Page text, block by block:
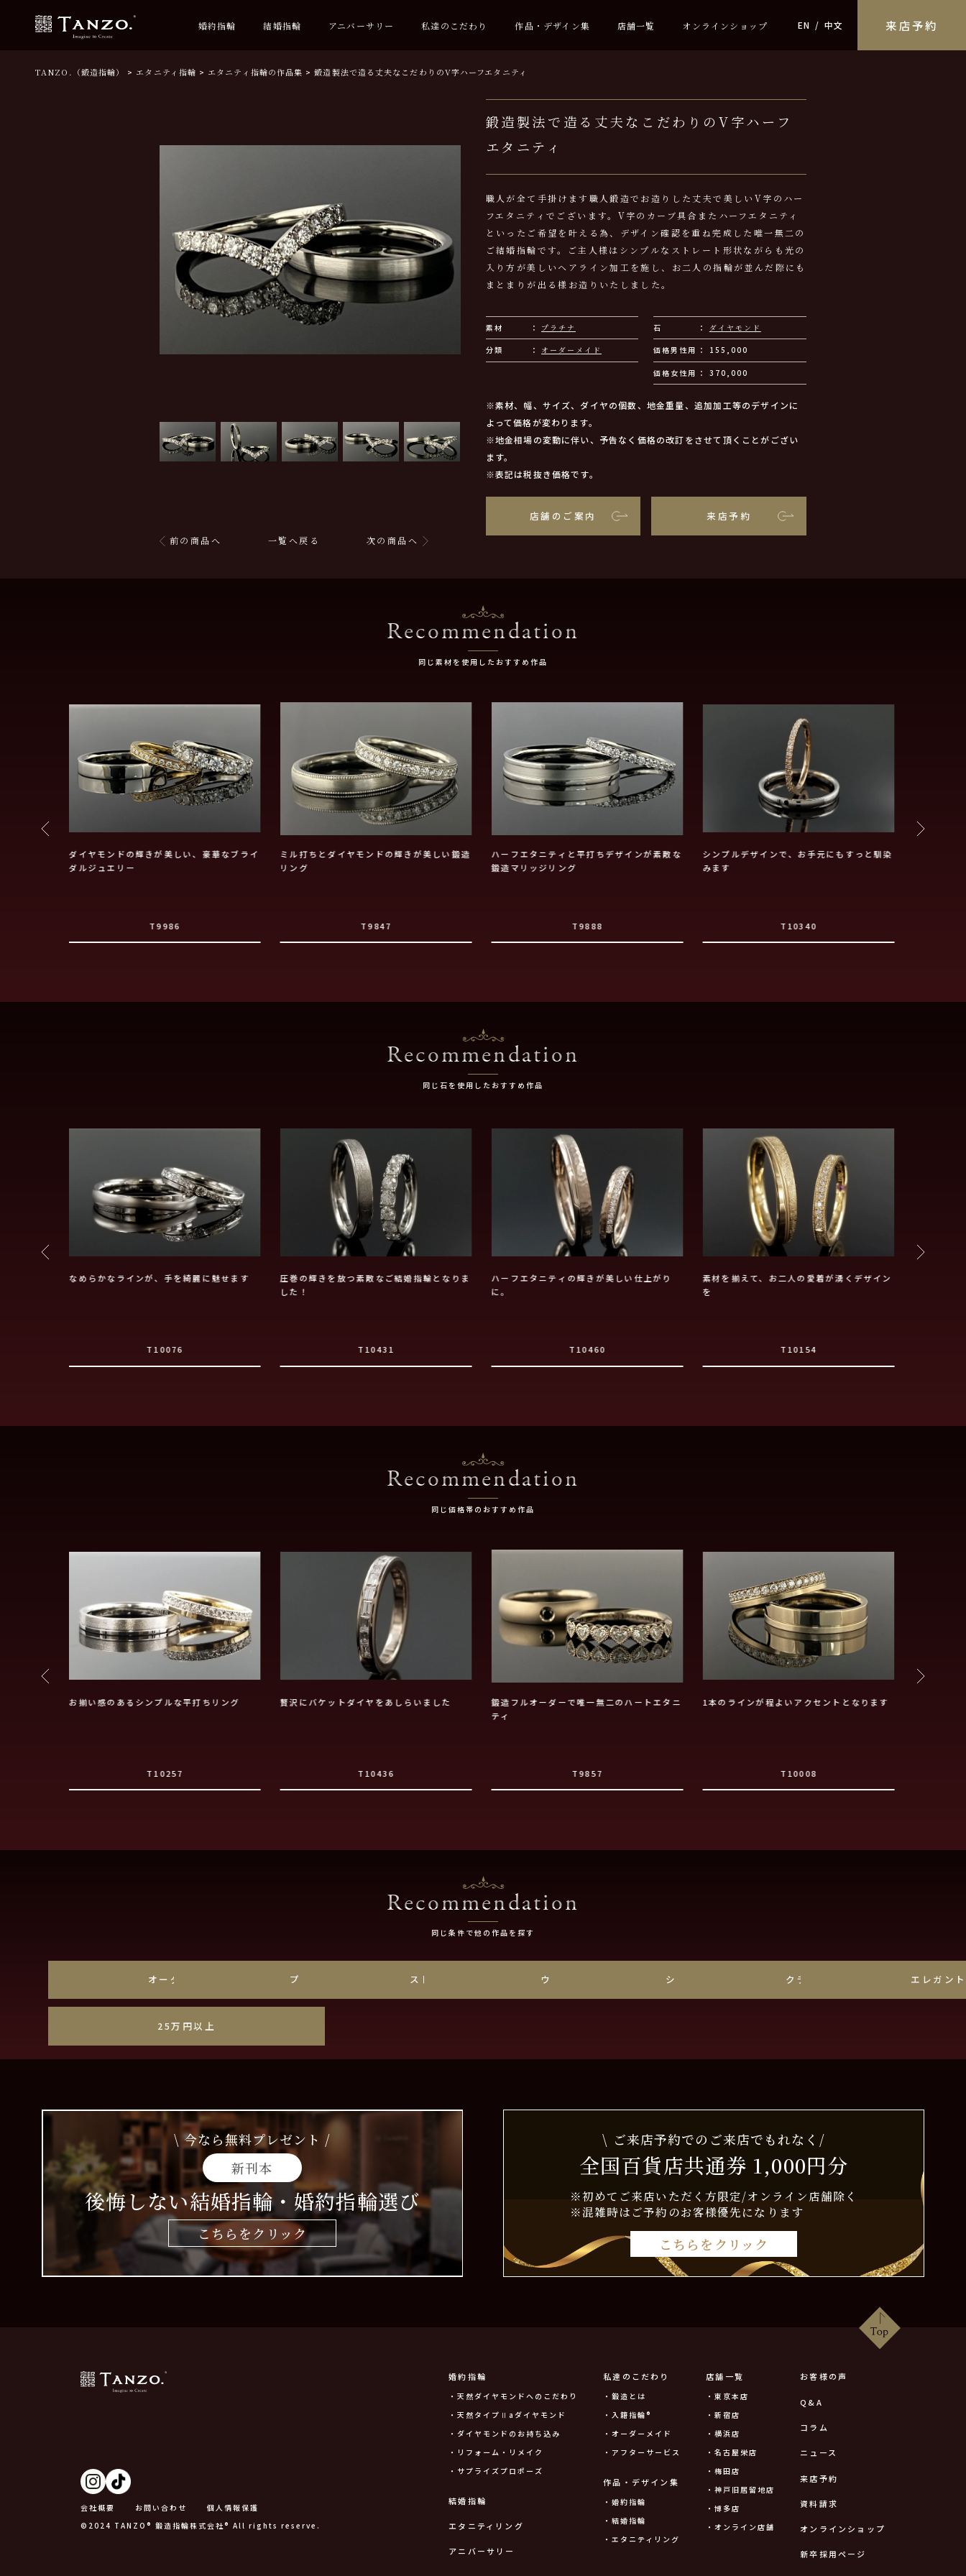
来店予約
婚約指輪 結婚指輪 アニバーサリー 私達のこだわり 作品・デザイン集 店舗一覧 オンラインショップ EN 中文
TANZO.（鍛造指輪） エタニティ指輪 エタニティ指輪の作品集 鍛造製法で造る丈夫なこだわりのV字ハーフエタニティ
鍛造製法で造る丈夫なこだわりのV字ハーフ
エタニティ
職人が全て手掛けます職人鍛造でお造りした丈夫で美しいV字のハー
フエタニティでございます。V字のカーブ具合またハーフエタニティ
といったご希望を叶える為、デザイン確認を重ね完成した唯一無二の
ご結婚指輪です。ご主人様はシンプルなストレート形状ながらも光の
入り方が美しいヘアライン加工を施し、お二人の指輪が並んだ際にも
まとまりが出る様お造りいたしました。
素材 プラチナ 石 ダイヤモンド
分類 オーダーメイド 価格男性用 155,000
価格女性用 370,000
※素材、幅、サイズ、ダイヤの個数、地金重量、追加加工等のデザインに
よって価格が変わります。
※地金相場の変動に伴い、予告なく価格の改訂をさせて頂くことがござい
ます。
※表記は税抜き価格です。
店舗のご案内 来店予約
前の商品へ 一覧へ戻る 次の商品へ
Recommendation
同じ素材を使用したおすすめ作品
ダイヤモンドの輝きが美しい、豪華なブライ
ダルジュエリー
T9986
ミル打ちとダイヤモンドの輝きが美しい鍛造
リング
T9847
ハーフエタニティと平打ちデザインが素敵な
鍛造マリッジリング
T9888
シンプルデザインで、お手元にもすっと馴染
みます
T10340
Recommendation
同じ石を使用したおすすめ作品
なめらかなラインが、手を綺麗に魅せます
T10076
圧巻の輝きを放つ素敵なご結婚指輪となりま
した！
T10431
ハーフエタニティの輝きが美しい仕上がり
に。
T10460
素材を揃えて、お二人の愛着が湧くデザイン
を
T10154
Recommendation
同じ価格帯のおすすめ作品
お揃い感のあるシンプルな平打ちリング
T10257
贅沢にバケットダイヤをあしらいました
T10436
鍛造フルオーダーで唯一無二のハートエタニ
ティ
T9857
1本のラインが程よいアクセントとなります
T10008
Recommendation
同じ条件で他の作品を探す
オーダーメイド プラチナ ストレート ウェーブ シンプル クラシック エレガント
25万円以上
\ 今なら無料プレゼント /
新刊本
後悔しない結婚指輪・婚約指輪選び
こちらをクリック
\ ご来店予約でのご来店でもれなく/
全国百貨店共通券 1,000円分
※初めてご来店いただく方限定/オンライン店舗除く
※混雑時はご予約のお客様優先になります
こちらをクリック
会社概要 お問い合わせ
個人情報保護
©2024 TANZO® 鍛造指輪株式会社® All rights reserve.
婚約指輪
・天然ダイヤモンドへのこだわり
・天然タイプⅡaダイヤモンド
・ダイヤモンドのお持ち込み
・リフォーム・リメイク
・サプライズプロポーズ
結婚指輪
エタニティリング
アニバーサリー
私達のこだわり
・鍛造とは
・入籍指輪®
・オーダーメイド
・アフターサービス
作品・デザイン集
・婚約指輪
・結婚指輪
・エタニティリング
店舗一覧
・東京本店
・新宿店
・横浜店
・名古屋栄店
・梅田店
・神戸旧居留地店
・博多店
・オンライン店舗
お客様の声
Q&A
コラム
ニュース
来店予約
資料請求
オンラインショップ
新卒採用ページ